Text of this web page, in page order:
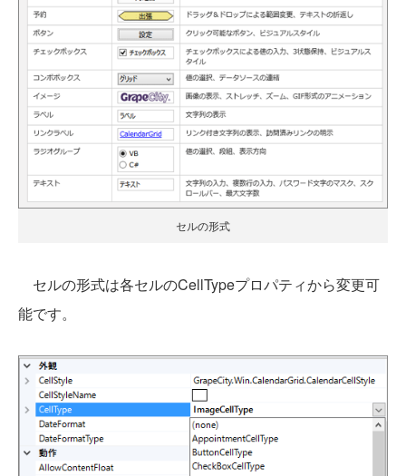
セルの形式
セルの形式は各セルのCellTypeプロパティから変更可
能です。